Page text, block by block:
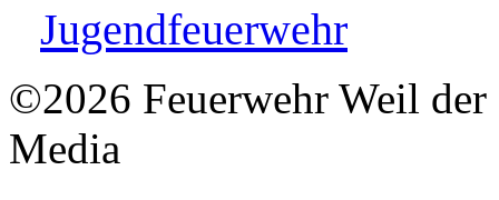
Jugendfeuerwehr
©2026 Feuerwehr Weil
Media